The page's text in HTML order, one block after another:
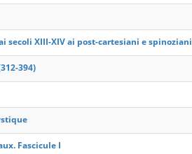
XIII-XIV ai post-cartesiani e spinoziani
394)
Fascicule I